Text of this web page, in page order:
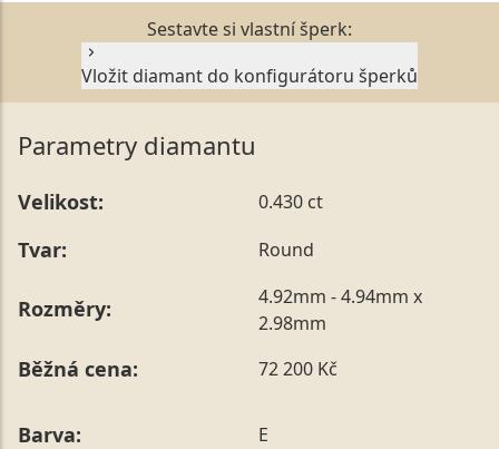
Sestavte si vlastní šperk:
Vložit diamant do konfigurátoru šperků
Parametry diamantu
Velikost: 0.430 ct
Tvar: Round
Rozměry:
4.92mm - 4.94mm x
2.98mm
Běžná cena: 72 200 Kč
Barva: E